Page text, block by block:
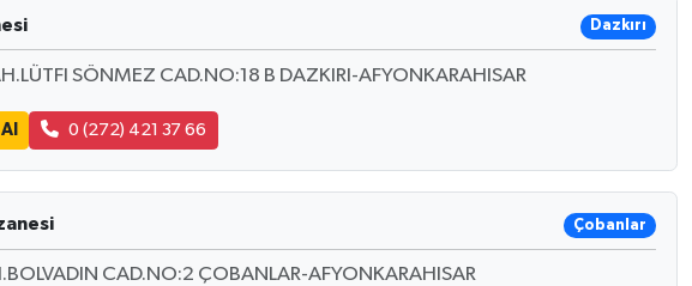
Dazkırı
SÖNMEZ CAD.NO:18 B DAZKIRI-AFYONKARAHISAR
0 (272) 421 37 66
Çobanlar
CAD.NO:2 ÇOBANLAR-AFYONKARAHISAR